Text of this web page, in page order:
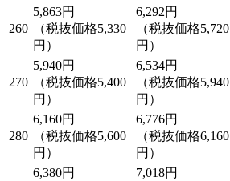
260
5,863円
（税抜価格5,330
円）
6,292円
（税抜価格5,720
円）
270
5,940円
（税抜価格5,400
円）
6,534円
（税抜価格5,940
円）
280
6,160円
（税抜価格5,600
円）
6,776円
（税抜価格6,160
円）
6,380円
7,018円